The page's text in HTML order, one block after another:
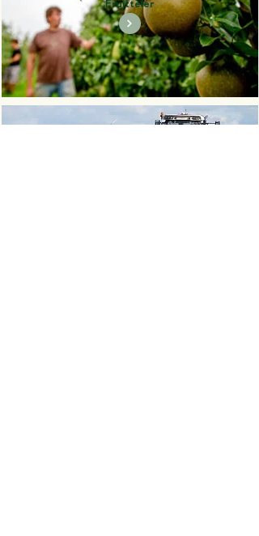
Fruitteler